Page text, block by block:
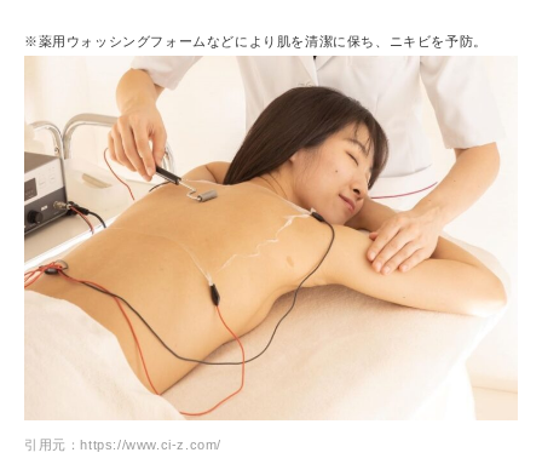
※薬用ウォッシングフォームなどにより肌を清潔に保ち、ニキビを予防。
引用元：https://www.ci-z.com/